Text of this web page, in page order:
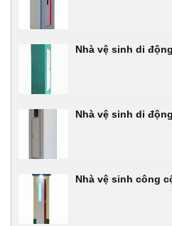
Nhà vệ sinh di
Nhà vệ sinh di
Nhà vệ sinh công